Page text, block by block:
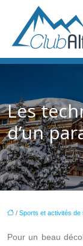
Les
d’un
/ Sports et activités de
Pour un beau